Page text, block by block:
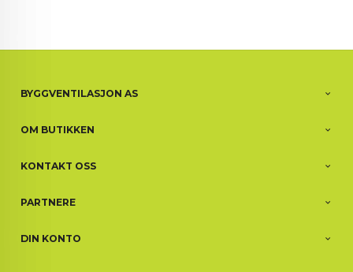
BYGGVENTILASJON AS
OM BUTIKKEN
KONTAKT OSS
PARTNERE
DIN KONTO